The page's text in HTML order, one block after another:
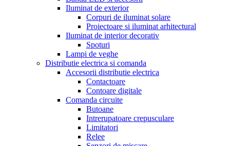
Iluminat de exterior
Corpuri de iluminat solare
Proiectoare si iluminat arhitectural
Iluminat de interior decorativ
Spoturi
Lampi de veghe
Distributie electrica si comanda
Accesorii distributie electrica
Contactoare
Contoare digitale
Comanda circuite
Butoane
Intrerupatoare crepusculare
Limitatori
Relee